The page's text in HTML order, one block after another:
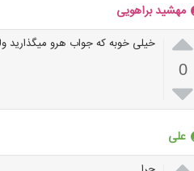
مهشید براهویی

0

خیلی خوبه که جواب هرو میگذارید
علی